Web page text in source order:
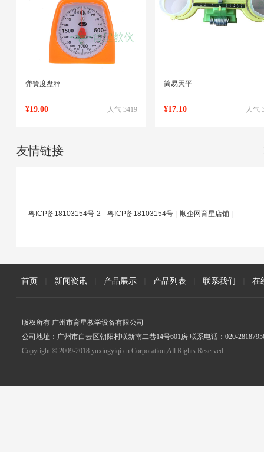
弹簧度盘秤
人气 3419
¥19.00
简易天平
人气
¥17.10
友情链接
粤ICP备18103154号-2 粤ICP备18103154号 顺企网育星店铺
首页 新闻资讯 产品展示 产品列表 联系我们 在
版权所有 广州市育星教学设备有限公司
公司地址：广州市白云区朝阳村联新南二巷14号601房 联系电话：020-
Copyright © 2009-2018 yuxingyiqi.cn Corporation,All Rights Reserved.